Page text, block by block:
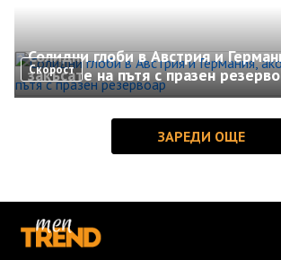
Скорост
Солидни глоби в Австрия и
закъсате на пътя с празен